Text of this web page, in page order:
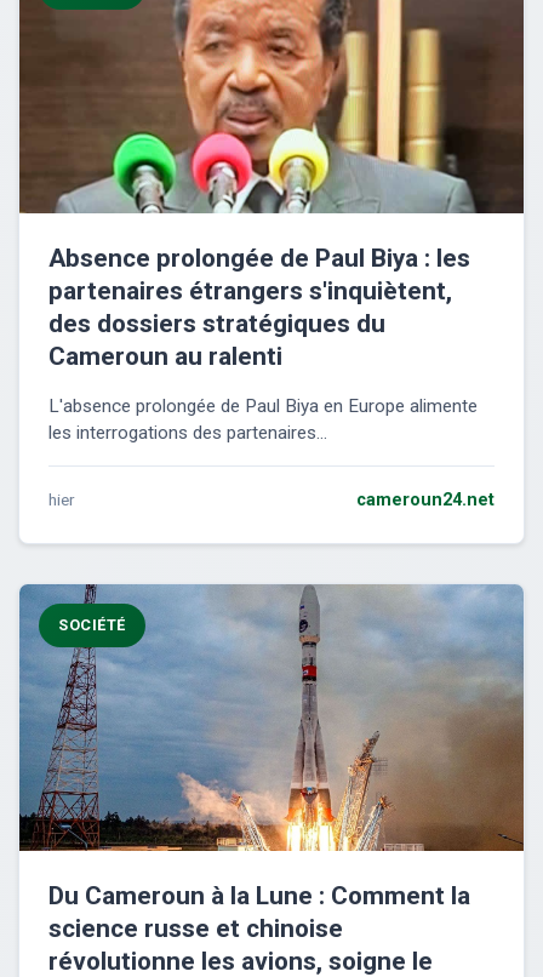
Absence prolongée de Paul Biya : les
partenaires étrangers s'inquiètent,
des dossiers stratégiques du
Cameroun au ralenti
L'absence prolongée de Paul Biya en Europe alimente
les interrogations des partenaires...
hier cameroun24.net
SOCIÉTÉ
Du Cameroun à la Lune : Comment la
science russe et chinoise
révolutionne les avions, soigne le